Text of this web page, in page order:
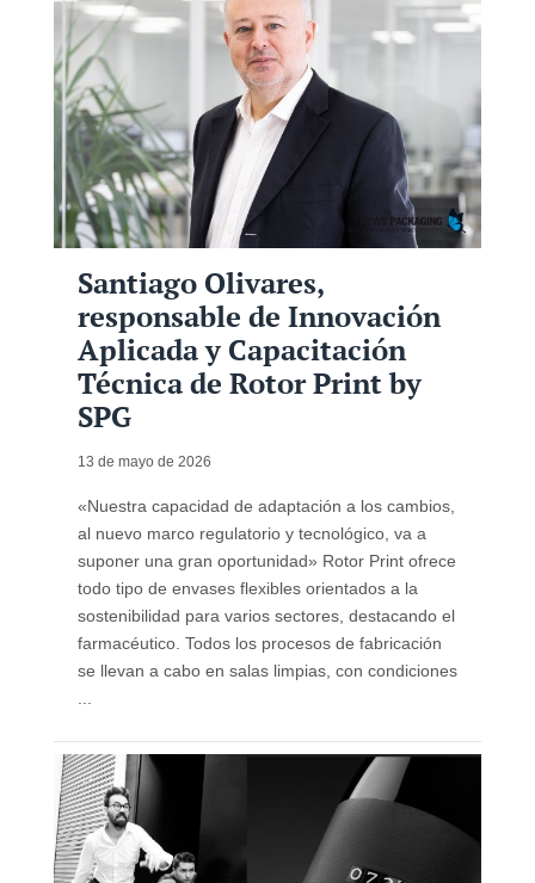
Santiago Olivares,
responsable de Innovación
Aplicada y Capacitación
Técnica de Rotor Print by
SPG
13 de mayo de 2026
«Nuestra capacidad de adaptación a los cambios,
al nuevo marco regulatorio y tecnológico, va a
suponer una gran oportunidad» Rotor Print ofrece
todo tipo de envases flexibles orientados a la
sostenibilidad para varios sectores, destacando el
farmacéutico. Todos los procesos de fabricación
se llevan a cabo en salas limpias, con condiciones
...